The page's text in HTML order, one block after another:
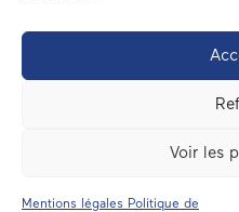
Voir les
Mentions légales Politique de
Dans
En
A